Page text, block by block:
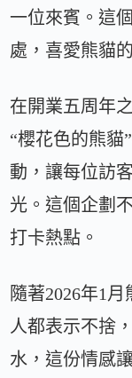
一位來賓。這
處，喜愛熊貓
在開業五周年
“櫻花色的熊貓
動，讓每位訪
光。這個企劃
打卡熱點。
隨著2026年1
人都表示不捨
水，這份情感